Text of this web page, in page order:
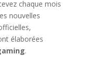
chaque mois
nouvelles
élaborées
.